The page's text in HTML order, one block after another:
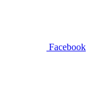
Facebook